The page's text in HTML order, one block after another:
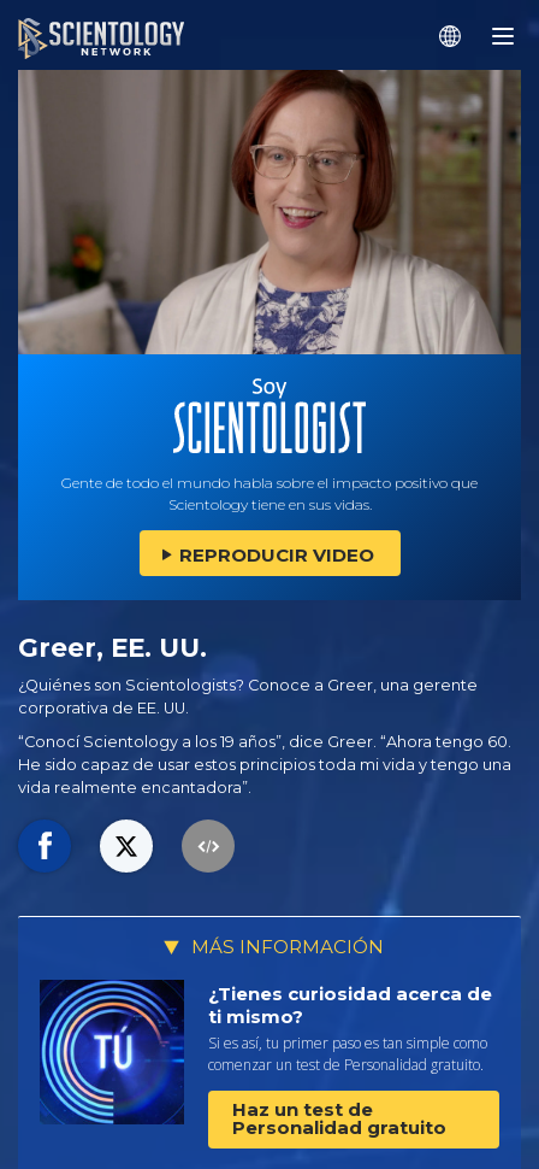
Gente de todo el mundo habla sobre el impacto positivo que
Scientology tiene en sus vidas.
REPRODUCIR VIDEO
Greer, EE. UU.
¿Quiénes son Scientologists? Conoce a Greer, una gerente
corporativa de EE. UU.
“Conocí Scientology a los 19 años”, dice Greer. “Ahora tengo 60.
He sido capaz de usar estos principios toda mi vida y tengo una
vida realmente encantadora”.
MÁS INFORMACIÓN
¿Tienes curiosidad acerca de
ti mismo?
Si es así, tu primer paso es tan simple como
comenzar un test de Personalidad gratuito.
Haz un test de
Personalidad gratuito